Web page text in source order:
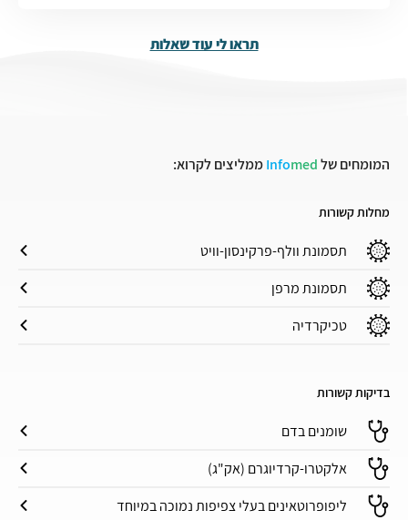
תראו לי עוד שאלות
המומחים של Infomed ממליצים לקרוא:
מחלות קשורות
תסמונת וולף-פרקינסון-וויט
תסמונת מרפן
טכיקרדיה
בדיקות קשורות
שומנים בדם
אלקטרו-קרדיוגרם (אק"ג)
ליפופרוטאינים בעלי צפיפות נמוכה במיוחד